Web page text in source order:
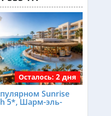
из Алматы
из Алматы
Доминикана из Алматы
из Алматы
Осталось: 2 дня
Sunrise
5*, Шарм-эль-